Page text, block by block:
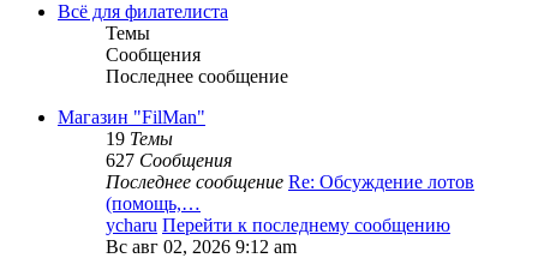
Всё для филателиста
Темы
Сообщения
Последнее сообщение
Магазин "FilMan"
19 Темы
627 Сообщения
Последнее сообщение Re: Обсуждение лотов
(помощь,…
ycharu Перейти к последнему сообщению
Вс авг 02, 2026 9:12 am